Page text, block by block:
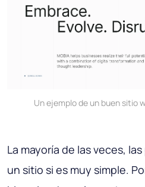
Un ejemplo de un buen sitio
La mayoría de las veces,
un sitio si es muy simple.